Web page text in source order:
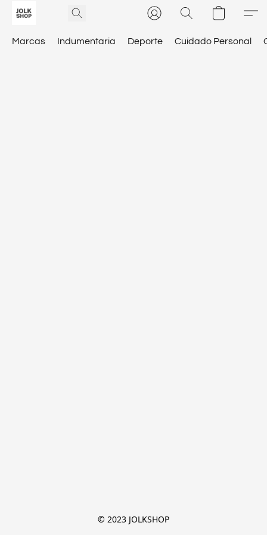
Marcas Indumentaria Deporte Cuidado Personal
© 2023 JOLKSHOP